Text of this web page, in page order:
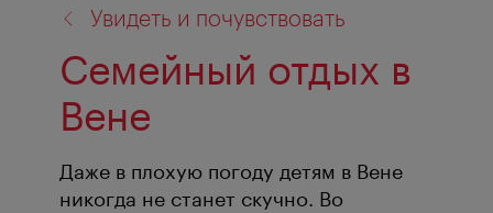
Увидеть и почувствовать
Семейный отдых в
Вене
Даже в плохую погоду детям в Вене
никогда не станет скучно. Во